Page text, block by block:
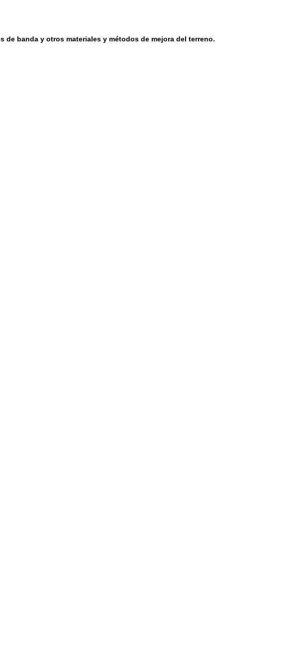
banda y otros materiales y métodos de mejora del terreno.